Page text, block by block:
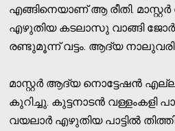
എങ്ങിനെയാണ് ആ രീതി.
എഴുതിയ കടലാസു വാങ്ങി
രണ്ടുമൂന്ന് വട്ടം. ആദ്യ നാലുവരി
മാസ്റ്റര്‍ ആദ്യ നൊട്ടേഷന്‍
കുറിച്ചു. കുട്ടനാടന്‍ വള്ളംകളി
വയലാര്‍ എഴുതിയ പാട്ടില്‍